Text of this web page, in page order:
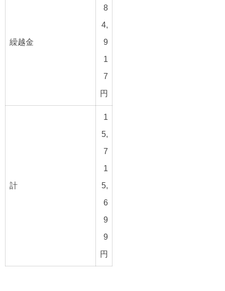
繰越金
8
4,
9
1
7
円
計
1
5,
7
1
5,
6
9
9
円